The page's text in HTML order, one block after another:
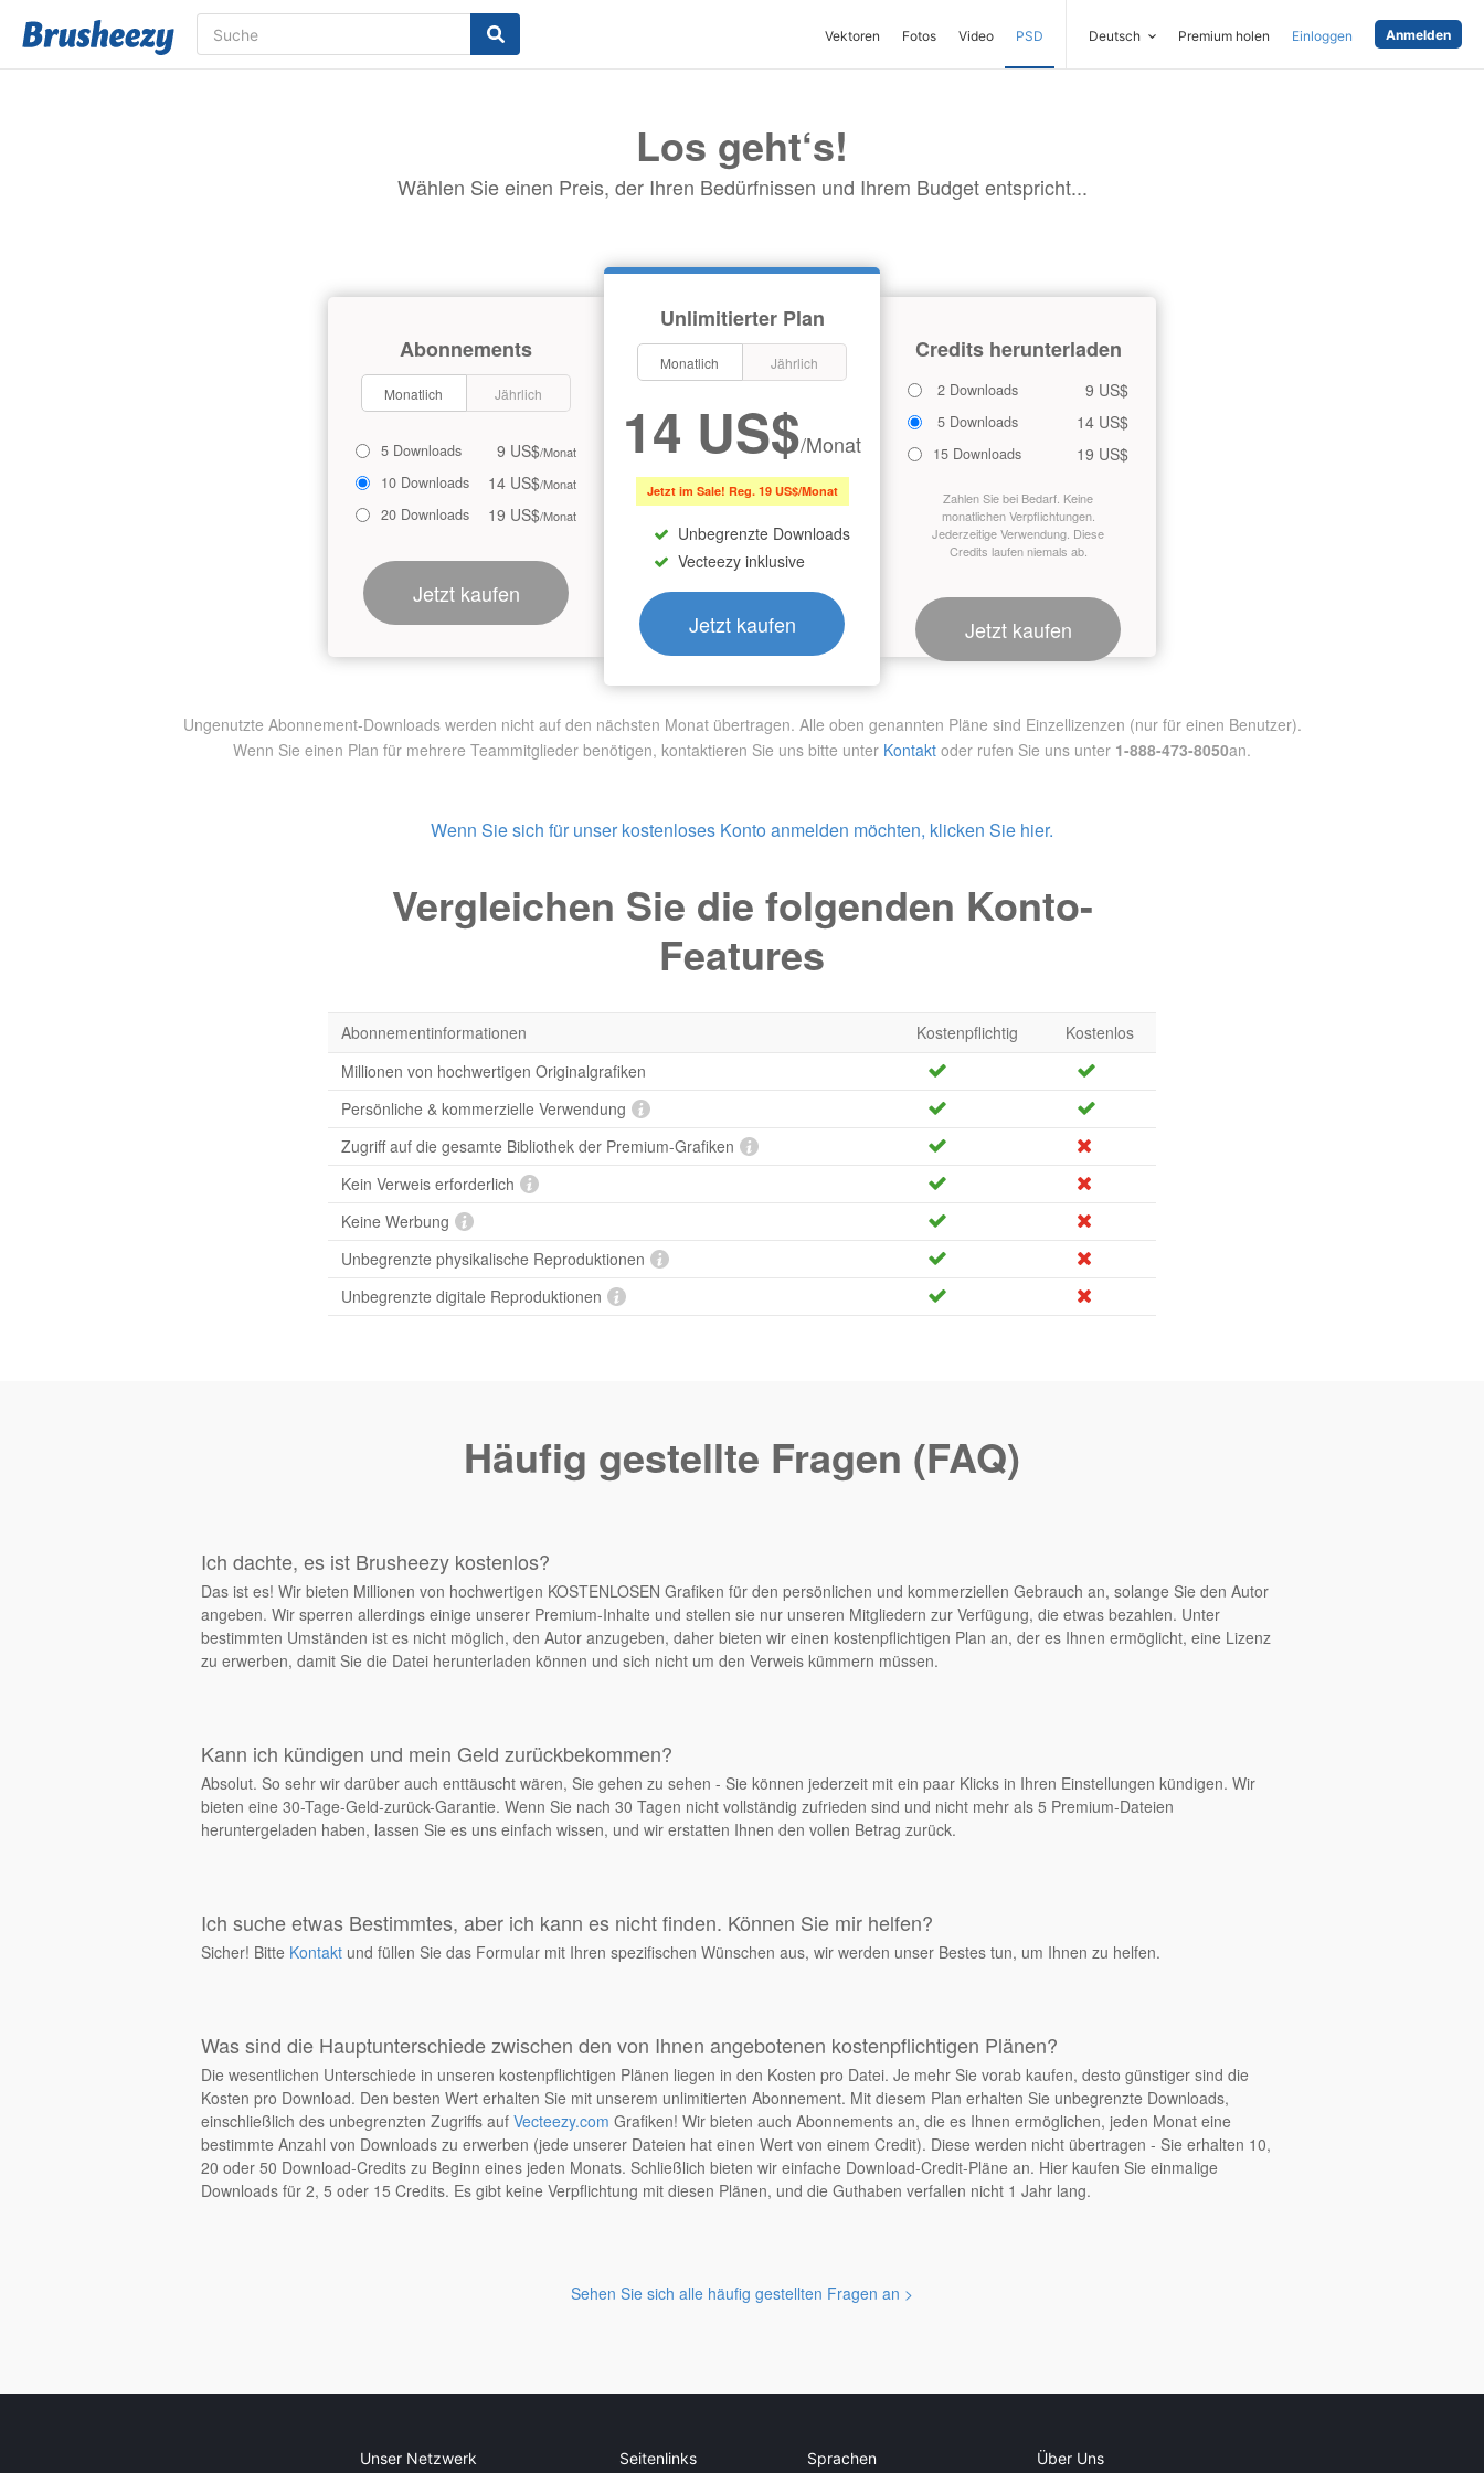
Vektoren Fotos Video PSD Deutsch Premium holen Einloggen Anmelden
Los geht‘s!
Wählen Sie einen Preis, der Ihren Bedürfnissen und Ihrem Budget entspricht...
Unlimitierter Plan
Monatlich Jährlich
14 US$/Monat
Jetzt im Sale! Reg. 19 US$/Monat
Unbegrenzte Downloads
Vecteezy inklusive
Jetzt kaufen
Abonnements
Monatlich Jährlich
5 Downloads 9 US$/Monat
10 Downloads 14 US$/Monat
20 Downloads 19 US$/Monat
Jetzt kaufen
Credits herunterladen
2 Downloads 9 US$
5 Downloads 14 US$
15 Downloads 19 US$
Zahlen Sie bei Bedarf. Keine
monatlichen Verpflichtungen.
Jederzeitige Verwendung. Diese
Credits laufen niemals ab.
Jetzt kaufen
Ungenutzte Abonnement-Downloads werden nicht auf den nächsten Monat übertragen. Alle oben genannten Pläne sind Einzellizenzen (nur für einen Benutzer).
Wenn Sie einen Plan für mehrere Teammitglieder benötigen, kontaktieren Sie uns bitte unter Kontakt oder rufen Sie uns unter 1-888-473-8050an.
Wenn Sie sich für unser kostenloses Konto anmelden möchten, klicken Sie hier.
Vergleichen Sie die folgenden Konto-
Features
Abonnementinformationen Kostenpflichtig
Kostenlos
Millionen von hochwertigen Originalgrafiken
Persönliche & kommerzielle Verwendung
Zugriff auf die gesamte Bibliothek der Premium-Grafiken
Kein Verweis erforderlich
Keine Werbung
Unbegrenzte physikalische Reproduktionen
Unbegrenzte digitale Reproduktionen
Häufig gestellte Fragen (FAQ)
Ich dachte, es ist Brusheezy kostenlos?
Das ist es! Wir bieten Millionen von hochwertigen KOSTENLOSEN Grafiken für den persönlichen und kommerziellen Gebrauch an, solange Sie den Autor
angeben. Wir sperren allerdings einige unserer Premium-Inhalte und stellen sie nur unseren Mitgliedern zur Verfügung, die etwas bezahlen. Unter
bestimmten Umständen ist es nicht möglich, den Autor anzugeben, daher bieten wir einen kostenpflichtigen Plan an, der es Ihnen ermöglicht, eine Lizenz
zu erwerben, damit Sie die Datei herunterladen können und sich nicht um den Verweis kümmern müssen.
Kann ich kündigen und mein Geld zurückbekommen?
Absolut. So sehr wir darüber auch enttäuscht wären, Sie gehen zu sehen - Sie können jederzeit mit ein paar Klicks in Ihren Einstellungen kündigen. Wir
bieten eine 30-Tage-Geld-zurück-Garantie. Wenn Sie nach 30 Tagen nicht vollständig zufrieden sind und nicht mehr als 5 Premium-Dateien
heruntergeladen haben, lassen Sie es uns einfach wissen, und wir erstatten Ihnen den vollen Betrag zurück.
Ich suche etwas Bestimmtes, aber ich kann es nicht finden. Können Sie mir helfen?
Sicher! Bitte Kontakt und füllen Sie das Formular mit Ihren spezifischen Wünschen aus, wir werden unser Bestes tun, um Ihnen zu helfen.
Was sind die Hauptunterschiede zwischen den von Ihnen angebotenen kostenpflichtigen Plänen?
Die wesentlichen Unterschiede in unseren kostenpflichtigen Plänen liegen in den Kosten pro Datei. Je mehr Sie vorab kaufen, desto günstiger sind die
Kosten pro Download. Den besten Wert erhalten Sie mit unserem unlimitierten Abonnement. Mit diesem Plan erhalten Sie unbegrenzte Downloads,
einschließlich des unbegrenzten Zugriffs auf Vecteezy.com Grafiken! Wir bieten auch Abonnements an, die es Ihnen ermöglichen, jeden Monat eine
bestimmte Anzahl von Downloads zu erwerben (jede unserer Dateien hat einen Wert von einem Credit). Diese werden nicht übertragen - Sie erhalten 10,
20 oder 50 Download-Credits zu Beginn eines jeden Monats. Schließlich bieten wir einfache Download-Credit-Pläne an. Hier kaufen Sie einmalige
Downloads für 2, 5 oder 15 Credits. Es gibt keine Verpflichtung mit diesen Plänen, und die Guthaben verfallen nicht 1 Jahr lang.
Sehen Sie sich alle häufig gestellten Fragen an >
Unser Netzwerk Seitenlinks Sprachen Über Uns